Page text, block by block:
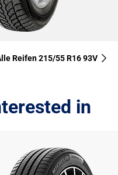
Reifen‎ 215/55 R16 93V
in